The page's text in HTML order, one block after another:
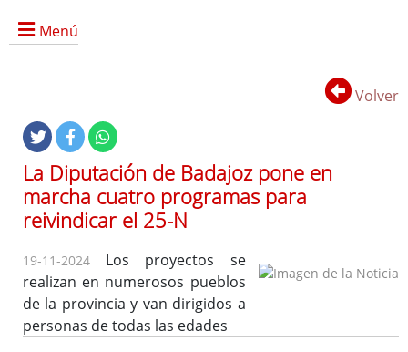
Menú
Portada
Enlaces de interés
Volver
La Diputación de Badajoz pone en
marcha cuatro programas para
reivindicar el 25-N
19-11-2024 Los proyectos se
realizan en numerosos pueblos
de la provincia y van dirigidos a
personas de todas las edades